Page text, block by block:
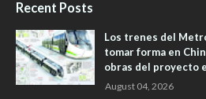
Recent Posts
Los trenes del
tomar forma en
obras del proyecto
August 04, 2026